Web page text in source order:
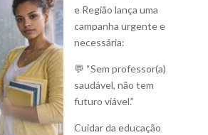
e Região lança uma
campanha urgente e
necessária:
💬 “Sem professor(a)
saudável, não tem
futuro viável.”
Cuidar da educação